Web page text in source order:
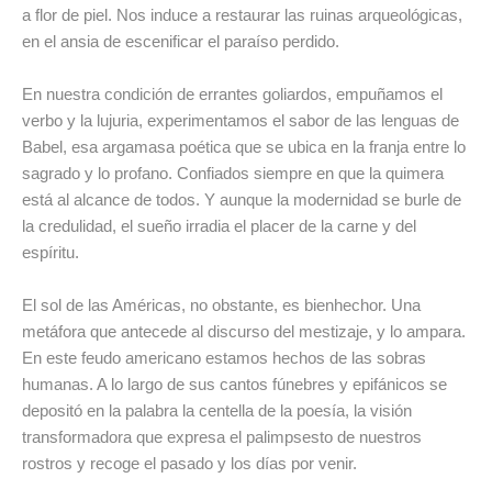
a flor de piel. Nos induce a restaurar las ruinas arqueológicas,
en el ansia de escenificar el paraíso perdido.
En nuestra condición de errantes goliardos, empuñamos el
verbo y la lujuria, experimentamos el sabor de las lenguas de
Babel, esa argamasa poética que se ubica en la franja entre lo
sagrado y lo profano. Confiados siempre en que la quimera
está al alcance de todos. Y aunque la modernidad se burle de
la credulidad, el sueño irradia el placer de la carne y del
espíritu.
El sol de las Américas, no obstante, es bienhechor. Una
metáfora que antecede al discurso del mestizaje, y lo ampara.
En este feudo americano estamos hechos de las sobras
humanas. A lo largo de sus cantos fúnebres y epifánicos se
depositó en la palabra la centella de la poesía, la visión
transformadora que expresa el palimpsesto de nuestros
rostros y recoge el pasado y los días por venir.